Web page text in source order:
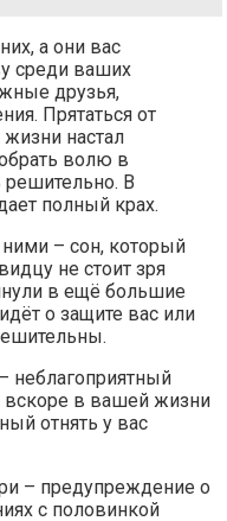
а они вас
среди ваших
друзья,
Прятаться от
настал
волю в
решительно. В
полный крах.
– сон, который
не стоит зря
в ещё большие
о защите вас или
неблагоприятный
вскоре в вашей жизни
отнять у вас
– предупреждение о
с половинкой